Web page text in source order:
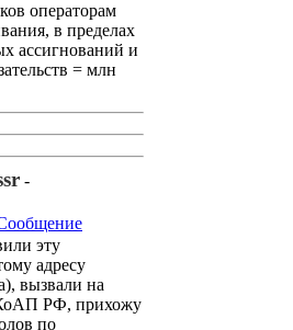
операторам
в пределах
ассигнований и
= млн
-
эту
адресу
вызвали на
КоАП РФ, прихожу
по